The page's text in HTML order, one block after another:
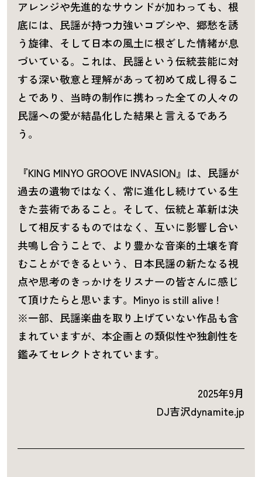
アレンジや先進的なサウンドが加わっても、根
底には、民謡が持つ力強いコブシや、郷愁を誘
う旋律、そして日本の風土に根ざした情緒が息
づいている。これは、民謡という伝統芸能に対
する深い敬意と理解があって初めて成し得るこ
とであり、当時の制作に携わった全ての人々の
民謡への愛が結晶化した結果と言えるであろ
う。
『KING MINYO GROOVE INVASION』は、民謡が
過去の遺物ではなく、常に進化し続けている生
きた芸術であること。そして、伝統と革新は決
して相反するものではなく、互いに影響し合い
共鳴し合うことで、より豊かな音楽的土壌を育
むことができるという、日本民謡の新たなる視
点や思考のきっかけをリスナーの皆さんに感じ
て頂けたらと思います。Minyo is still alive !
※一部、民謡楽曲を取り上げていない作品も含
まれていますが、本企画との類似性や独創性を
鑑みてセレクトされています。
2025年9月
DJ吉沢dynamite.jp